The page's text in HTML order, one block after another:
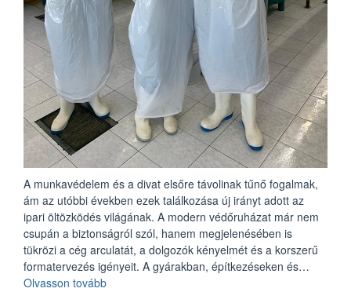
A munkavédelem és a divat elsőre távolinak tűnő fogalmak,
ám az utóbbi években ezek találkozása új irányt adott az
ipari öltözködés világának. A modern védőruházat már nem
csupán a biztonságról szól, hanem megjelenésében is
tükrözi a cég arculatát, a dolgozók kényelmét és a korszerű
formatervezés igényeit. A gyárakban, építkezéseken és…
Olvasson tovább„Divat